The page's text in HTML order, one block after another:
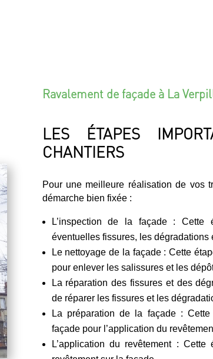
Ravalement de façade à La
LES ÉTAPES
CHANTIERS
Pour une meilleure réalisation de vos
démarche bien fixée :
L’inspection de la façade : Cette
éventuelles fissures, les dégradations
Le nettoyage de la façade : Cette
pour enlever les salissures et les
La réparation des fissures et des
de réparer les fissures et les
La préparation de la façade :
façade pour l’application du
L’application du revêtement :